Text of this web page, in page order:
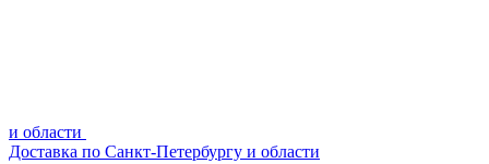
и области
Доставка по Санкт-Петербургу и области